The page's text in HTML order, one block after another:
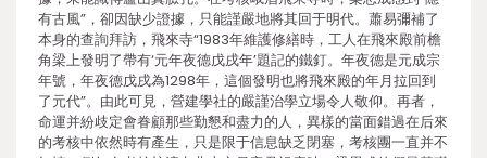
有古風”，卻因缺少證據，只能謹嚴地將其回于明代。蕭易彌補了
本身的查詢拜訪，飛來寺“1983年維護修繕時，工人在飛來殿前檐
角梁上發明了帶有‘元年夜德戊戌年’題記的鐵釘。年夜德是元成宗
年號，年夜德戊戌為1298年，這個發明也將飛來殿的年月拉回到
了元代”。由此可見，營建學社的嚴謹治學立場令人敬仰。再者，
命運并紛歧定會眷顧那些勤懇和盡力的人，異樣的當面錯過在后來
的考核中依然時有產生，只是限于信息缺乏閉塞，考核團一直并不